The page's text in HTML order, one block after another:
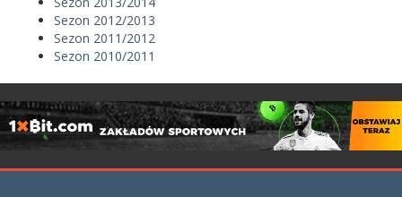
Sezon 2012/2013
Sezon 2011/2012
Sezon 2010/2011